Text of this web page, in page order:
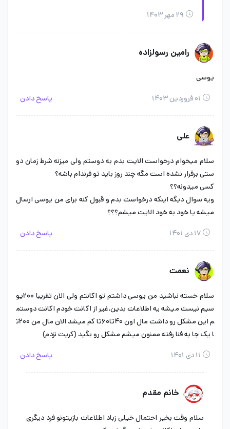
۲۹ مهر ۱۴۰۳
رامین رسولزاده
یوسی
۰۱ فروردین ۱۴۰۳ پاسخ دادن
علی
سلام میخوام درخواست الایت بدم به دوستم ولی میزنه شرط زمان دو
ستی برقرار نشده است مگه چند روز باید تو فرندام باشه؟
کسی میدونه؟؟
ویه سوال دیگه اینکه درخواست بدم و قبول کنه برای من یوسی ارسال
میشه یا خود به خود الایت میشم؟؟؟
۱۷ دی ۱۴۰۱ پاسخ دادن
نعمت
سلام خسته نباشید من یوسی داشتم تو اکانتم ولی الان تقریبا ۲۰۰یو
سیم نیست میشه یه اطلاعات بدین،غیر از اکانت خودم اکانت دوستم
م این مشکل رو داشت مال اون ۴۰تا۶۰تا کم میشد الان مال من ۲۰۰ت
ا یک جا به فنا رفته ممنون میشم مشکل رو بگید (کریت نزدم)
۱۱ دی ۱۴۰۱ پاسخ دادن
خانم مقدم
سلام وقت بخیر احتمال خیلی زباد اطلاعات بازیتونو فرد دیگری